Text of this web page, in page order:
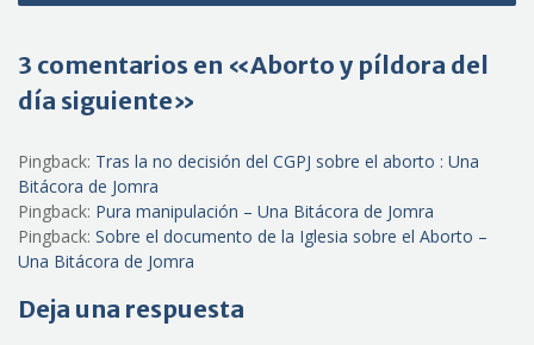
3 comentarios en «Aborto y píldora del
día siguiente»
Pingback: Tras la no decisión del CGPJ sobre el aborto : Una
Bitácora de Jomra
Pingback: Pura manipulación – Una Bitácora de Jomra
Pingback: Sobre el documento de la Iglesia sobre el Aborto –
Una Bitácora de Jomra
Deja una respuesta